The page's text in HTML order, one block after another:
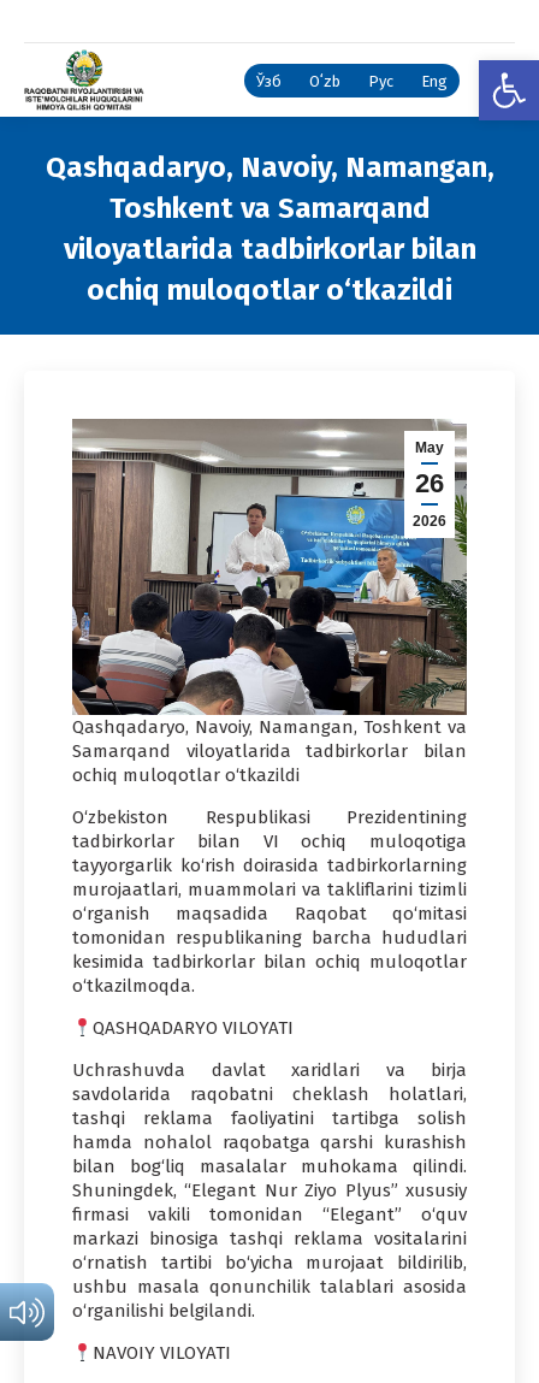
Ўзб Oʻzb Рус Eng
Qashqadaryo, Navoiy, Namangan,
Toshkent va Samarqand
viloyatlarida tadbirkorlar bilan
ochiq muloqotlar o‘tkazildi
May
26
2026
Qashqadaryo, Navoiy, Namangan, Toshkent va
Samarqand viloyatlarida tadbirkorlar bilan
ochiq muloqotlar o‘tkazildi
O‘zbekiston Respublikasi Prezidentining
tadbirkorlar bilan VI ochiq muloqotiga
tayyorgarlik ko‘rish doirasida tadbirkorlarning
murojaatlari, muammolari va takliflarini tizimli
o‘rganish maqsadida Raqobat qo‘mitasi
tomonidan respublikaning barcha hududlari
kesimida tadbirkorlar bilan ochiq muloqotlar
o‘tkazilmoqda.
QASHQADARYO VILOYATI
Uchrashuvda davlat xaridlari va birja
savdolarida raqobatni cheklash holatlari,
tashqi reklama faoliyatini tartibga solish
hamda nohalol raqobatga qarshi kurashish
bilan bog‘liq masalalar muhokama qilindi.
Shuningdek, “Elegant Nur Ziyo Plyus” xususiy
firmasi vakili tomonidan “Elegant” o‘quv
markazi binosiga tashqi reklama vositalarini
o‘rnatish tartibi bo‘yicha murojaat bildirilib,
ushbu masala qonunchilik talablari asosida
o‘rganilishi belgilandi.
NAVOIY VILOYATI